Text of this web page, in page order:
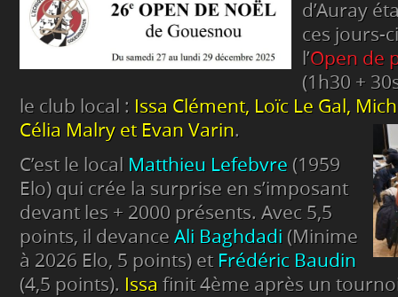
d’Auray
ces jours-
l’Open de
(1h30 +
le club local : Issa Clément, Loïc Le Gal,
Célia Malry et Evan Varin.
C’est le local Matthieu Lefebvre (1959
Elo) qui crée la surprise en s’imposant
devant les + 2000 présents. Avec 5,5
points, il devance Ali Baghdadi (Minime
à 2026 Elo, 5 points) et Frédéric Baudin
(4,5 points). Issa finit 4ème après un